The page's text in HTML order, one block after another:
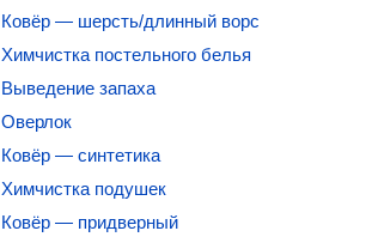
Ковёр — шерсть/длинный ворс
Химчистка постельного белья
Выведение запаха
Оверлок
Ковёр — синтетика
Химчистка подушек
Ковёр — придверный